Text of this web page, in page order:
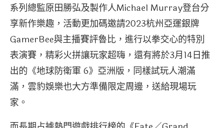
系列總監原田勝弘及製作人Michael Murray登台分
享新作樂趣，活動更加碼邀請2023杭州亞運銀牌
GamerBee與主播賽評魯比，進行以拳交心的特別
表演賽，精彩火拼讓玩家超嗨，還有將於3月14日推
出的《地球防衛軍 6》亞洲版，同樣試玩人潮滿
滿，雲豹娛樂也大方準備限定周邊，送給現場玩
家。